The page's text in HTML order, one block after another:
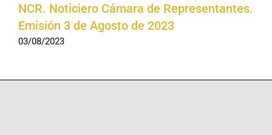
NCR. Noticiero Cámara de Representantes.
Emisión 3 de Agosto de 2023
03/08/2023